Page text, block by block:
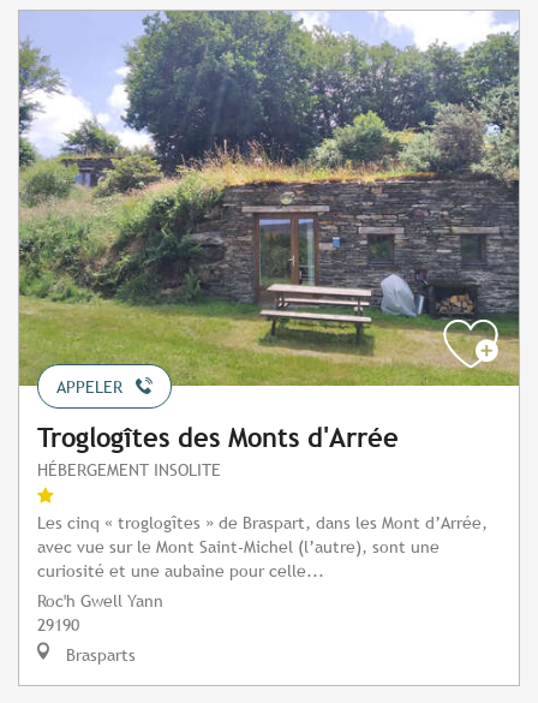
APPELER
Troglogîtes des Monts d'Arrée
HÉBERGEMENT INSOLITE
Les cinq « troglogîtes » de Braspart, dans les Mont d’Arrée,
avec vue sur le Mont Saint-Michel (l’autre), sont une
curiosité et une aubaine pour celle...
Roc'h Gwell Yann
29190
Brasparts